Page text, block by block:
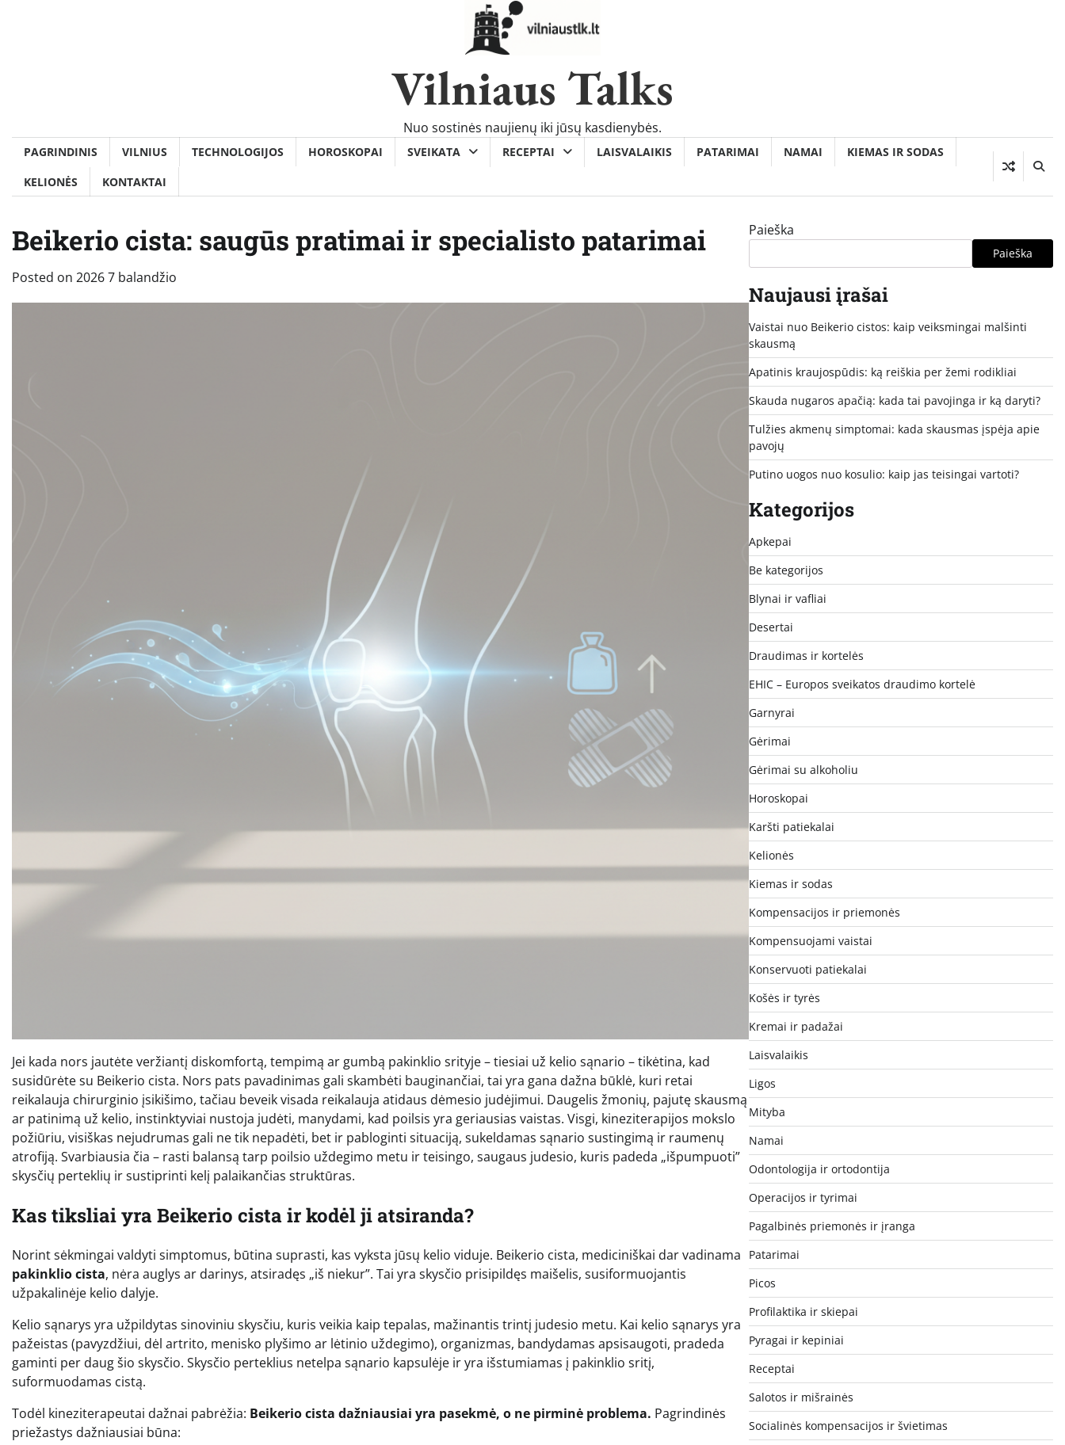
Vilniaus Talks
Nuo sostinės naujienų iki jūsų kasdienybės.
PAGRINDINIS VILNIUS TECHNOLOGIJOS HOROSKOPAI SVEIKATA RECEPTAI LAISVALAIKIS PATARIMAI NAMAI
KIEMAS IR SODAS
KELIONĖS
KONTAKTAI
Beikerio cista: saugūs pratimai ir specialisto patarimai
Posted on 2026 7 balandžio
Jei kada nors jautėte veržiantį diskomfortą, tempimą ar gumbą pakinklio srityje – tiesiai už kelio sąnario – tikėtina, kad
susidūrėte su Beikerio cista. Nors pats pavadinimas gali skambėti bauginančiai, tai yra gana dažna būklė, kuri retai
reikalauja chirurginio įsikišimo, tačiau beveik visada reikalauja atidaus dėmesio judėjimui. Daugelis žmonių, pajutę skausmą
ar patinimą už kelio, instinktyviai nustoja judėti, manydami, kad poilsis yra geriausias vaistas. Visgi, kineziterapijos mokslo
požiūriu, visiškas nejudrumas gali ne tik nepadėti, bet ir pabloginti situaciją, sukeldamas sąnario sustingimą ir raumenų
atrofiją. Svarbiausia čia – rasti balansą tarp poilsio uždegimo metu ir teisingo, saugaus judesio, kuris padeda „išpumpuoti”
skysčių perteklių ir sustiprinti kelį palaikančias struktūras.
Kas tiksliai yra Beikerio cista ir kodėl ji atsiranda?
Norint sėkmingai valdyti simptomus, būtina suprasti, kas vyksta jūsų kelio viduje. Beikerio cista, mediciniškai dar vadinama
pakinklio cista, nėra auglys ar darinys, atsiradęs „iš niekur”. Tai yra skysčio prisipildęs maišelis, susiformuojantis
užpakalinėje kelio dalyje.
Kelio sąnarys yra užpildytas sinoviniu skysčiu, kuris veikia kaip tepalas, mažinantis trintį judesio metu. Kai kelio sąnarys yra
pažeistas (pavyzdžiui, dėl artrito, menisko plyšimo ar lėtinio uždegimo), organizmas, bandydamas apsisaugoti, pradeda
gaminti per daug šio skysčio. Skysčio perteklius netelpa sąnario kapsulėje ir yra išstumiamas į pakinklio sritį,
suformuodamas cistą.
Todėl kineziterapeutai dažnai pabrėžia: Beikerio cista dažniausiai yra pasekmė, o ne pirminė problema. Pagrindinės
priežastys dažniausiai būna:
Paieška
Paieška
Naujausi įrašai
Vaistai nuo Beikerio cistos: kaip veiksmingai malšinti
skausmą
Apatinis kraujospūdis: ką reiškia per žemi rodikliai
Skauda nugaros apačią: kada tai pavojinga ir ką daryti?
Tulžies akmenų simptomai: kada skausmas įspėja apie
pavojų
Putino uogos nuo kosulio: kaip jas teisingai vartoti?
Kategorijos
Apkepai
Be kategorijos
Blynai ir vafliai
Desertai
Draudimas ir kortelės
EHIC – Europos sveikatos draudimo kortelė
Garnyrai
Gėrimai
Gėrimai su alkoholiu
Horoskopai
Karšti patiekalai
Kelionės
Kiemas ir sodas
Kompensacijos ir priemonės
Kompensuojami vaistai
Konservuoti patiekalai
Košės ir tyrės
Kremai ir padažai
Laisvalaikis
Ligos
Mityba
Namai
Odontologija ir ortodontija
Operacijos ir tyrimai
Pagalbinės priemonės ir įranga
Patarimai
Picos
Profilaktika ir skiepai
Pyragai ir kepiniai
Receptai
Salotos ir mišrainės
Socialinės kompensacijos ir švietimas